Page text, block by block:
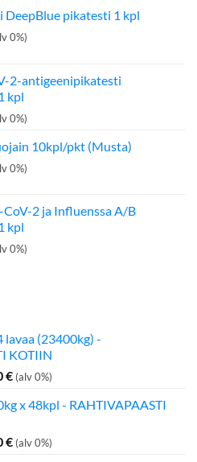
DeepBlue pikatesti 1 kpl
0%)
2-antigeenipikatesti
kpl
0%)
10kpl/pkt (Musta)
0%)
CoV-2 ja Influenssa A/B
kpl
0%)
lavaa (23400kg) -
KOTIIN
€Nykyinen
on:
(alv 0%)
x 48kpl - RAHTIVAPAASTI
€Nykyinen
(alv 0%)